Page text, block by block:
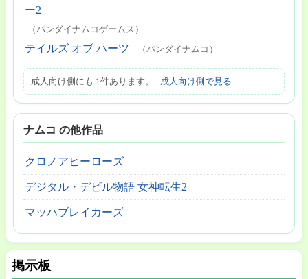
掲示板
ー2
（バンダイナムコゲームス）
テイルズ オブ ハーツ （バンダイナムコ）
成人向け側にも 1件あります。 成人向け側で見る
ナムコ の他作品
クロノアヒーローズ
デジタル・デビル物語 女神転生2
マッハブレイカーズ